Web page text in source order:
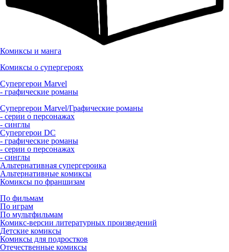
Комиксы и манга
Комиксы о супергероях
Супергерои Marvel
- графические романы
Супергерои Marvel/Графические романы
- серии о персонажах
- синглы
Супергерои DC
- графические романы
- серии о персонажах
- синглы
Альтернативная супергероика
Альтернативные комиксы
Комиксы по франшизам
По фильмам
По играм
По мультфильмам
Комикс-версии литературных произведений
Детские комиксы
Комиксы для подростков
Отечественные комиксы